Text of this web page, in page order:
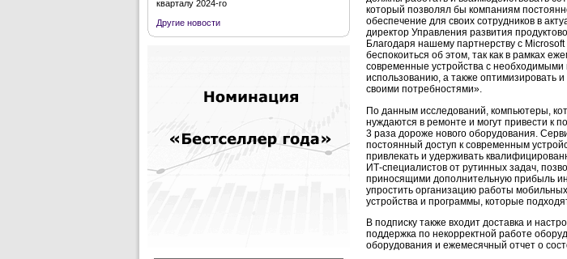
кварталу 2024-го
Другие новости
который позволял бы компаниям
обеспечение для своих сотрудников в
директор Управления развития
Благодаря нашему партнерству с
беспокоиться об этом, так как в рамках
современные устройства с
использованию, а также оптимизировать
своими потребностями».
По данным исследований, компьютеры,
нуждаются в ремонте и могут привести к
3 раза дороже нового оборудования.
постоянный доступ к современным
привлекать и удерживать
ИТ-специалистов от рутинных задач,
приносящими дополнительную прибыль
упростить организацию работы
устройства и программы, которые
В подписку также входит доставка и
поддержка по некорректной работе
оборудования и ежемесячный отчет о